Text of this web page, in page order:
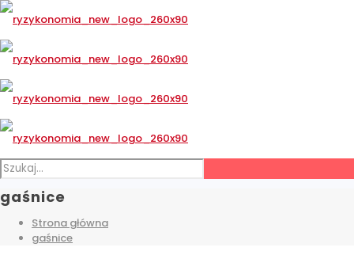
gaśnice
Strona główna
gaśnice